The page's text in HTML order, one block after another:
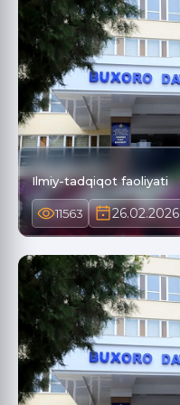
Ilmiy-tadqiqot faoliyati
11563 26.02.2026